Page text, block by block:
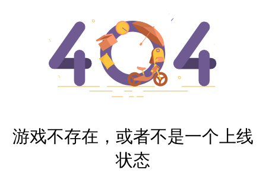
游戏不存在，或者不是一个上线
状态